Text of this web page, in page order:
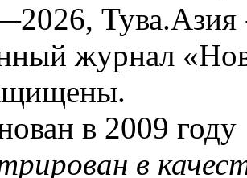
Тува.Азия
журнал
в 2009 году
в